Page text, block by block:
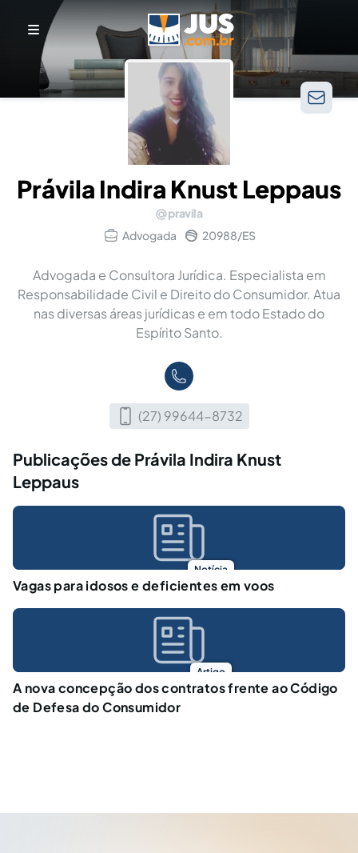
Právila Indira Knust Leppaus
pravila
Advogada
20988/ES
Advogada e Consultora Jurídica. Especialista em
Responsabilidade Civil e Direito do Consumidor. Atua
nas diversas áreas jurídicas e em todo Estado do
Espírito Santo.
(27) 99644-8732
Publicações de Právila Indira Knust
Leppaus
Notícia
Vagas para idosos e deficientes em voos
Artigo
A nova concepção dos contratos frente ao Código
de Defesa do Consumidor